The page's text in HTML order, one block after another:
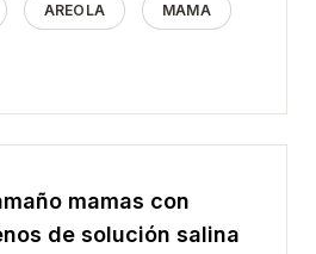
AREOLA MAMA
mamas con
de solución salina